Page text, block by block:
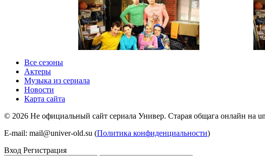
Все сезоны
Актеры
Музыка из сериала
Новости
Карта сайта
© 2026 Не официальный сайт сериала Универ. Старая общага онлайн на
E-mail: mail@univer-old.su (Политика конфиденциальности)
Вход Регистрация